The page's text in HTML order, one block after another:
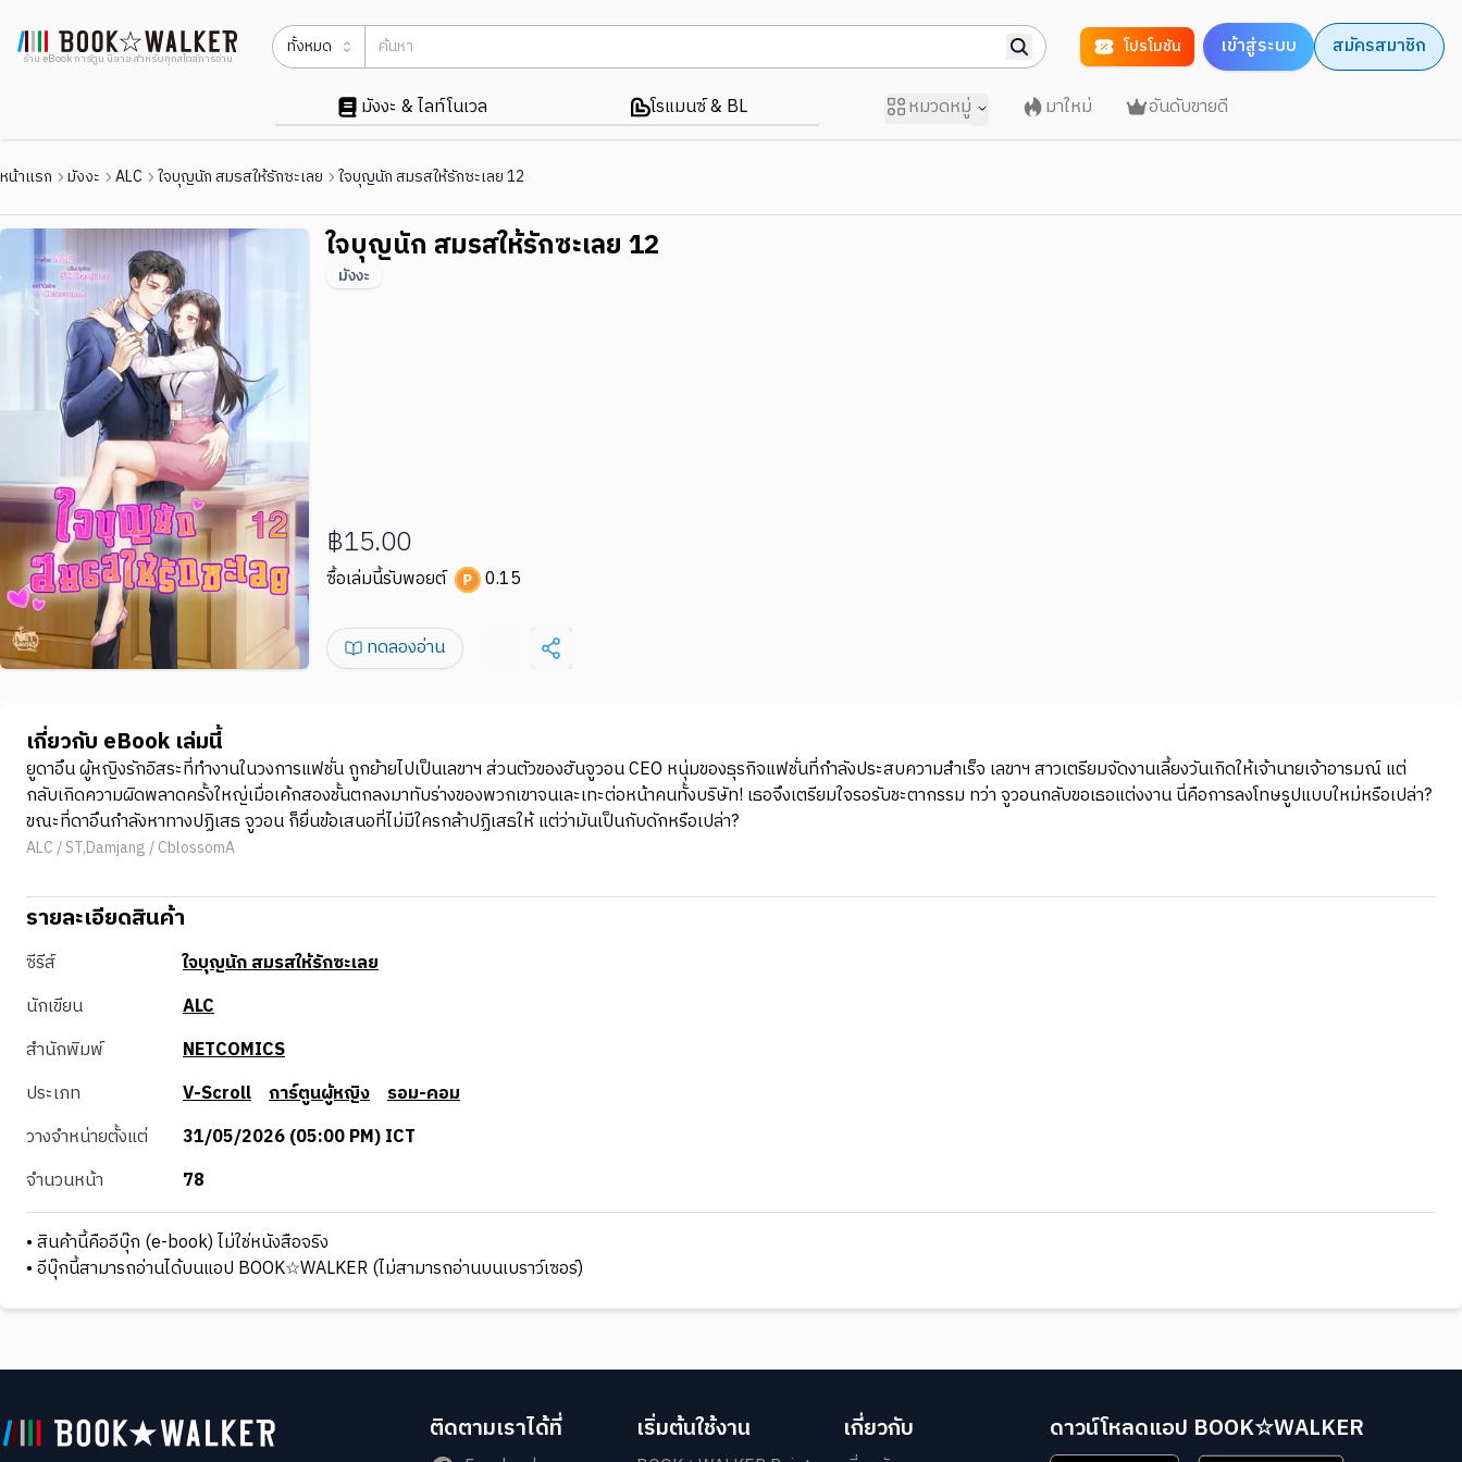
ร้าน eBook การ์ตูน นิยาย สำหรับทุกสไตล์การอ่าน
ทั้งหมด โปรโมชัน เข้าสู่ระบบ สมัครสมาชิก
มังงะ & ไลท์โนเวล โรแมนซ์ & BL หมวดหมู่ มาใหม่ อันดับขายดี
หน้าแรก มังงะ ALC ใจบุญนัก สมรสให้รักซะเลย ใจบุญนัก สมรสให้รักซะเลย 12
ใจบุญนัก สมรสให้รักซะเลย 12
มังงะ
฿15.00
ซื้อเล่มนี้รับพอยต์ 0.15
ทดลองอ่าน
เกี่ยวกับ eBook เล่มนี้
ยูดาอึน ผู้หญิงรักอิสระที่ทำงานในวงการแฟชั่น ถูกย้ายไปเป็นเลขาฯ ส่วนตัวของฮันจูวอน CEO หนุ่มของธุรกิจแฟชั่นที่กำลังประสบความสำเร็จ เลขาฯ สาวเตรียมจัดงานเลี้ยงวันเกิดให้เจ้านายเจ้าอารมณ์ แต่
กลับเกิดความผิดพลาดครั้งใหญ่เมื่อเค้กสองชั้นตกลงมาทับร่างของพวกเขาจนเละเทะต่อหน้าคนทั้งบริษัท! เธอจึงเตรียมใจรอรับชะตากรรม ทว่า จูวอนกลับขอเธอแต่งงาน นี่คือการลงโทษรูปแบบใหม่หรือเปล่า?
ขณะที่ดาอึนกำลังหาทางปฏิเสธ จูวอน ก็ยื่นข้อเสนอที่ไม่มีใครกล้าปฏิเสธให้ แต่ว่ามันเป็นกับดักหรือเปล่า?
ALC / ST,Damjang / CblossomA
รายละเอียดสินค้า
ซีรีส์
ใจบุญนัก สมรสให้รักซะเลย
นักเขียน
ALC
สำนักพิมพ์
NETCOMICS
ประเภท
V-Scroll การ์ตูนผู้หญิง รอม-คอม
วางจำหน่ายตั้งแต่
31/05/2026 (05:00 PM) ICT
จำนวนหน้า
78
• สินค้านี้คืออีบุ๊ก (e-book) ไม่ใช่หนังสือจริง
• อีบุ๊กนี้สามารถอ่านได้บนแอป BOOK☆WALKER (ไม่สามารถอ่านบนเบราว์เซอร์)
ติดตามเราได้ที่ เริ่มต้นใช้งาน เกี่ยวกับ ดาวน์โหลดแอป BOOK☆WALKER